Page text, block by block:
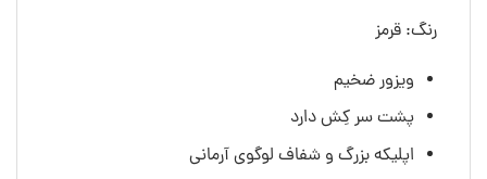
رنگ: قرمز
ویزور ضخیم
پشت سر کِش دارد
اپلیکه بزرگ و شفاف لوگوی آرمانی